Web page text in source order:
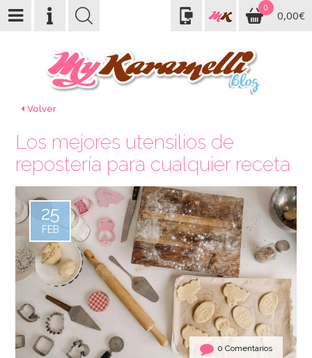
0
0,00€
Volver
Los mejores utensilios de
repostería para cualquier receta
25
FEB
0 Comentarios